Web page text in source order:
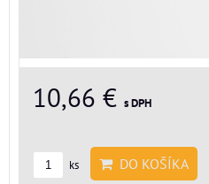
10,66 € s DPH
ks DO KOŠÍKA